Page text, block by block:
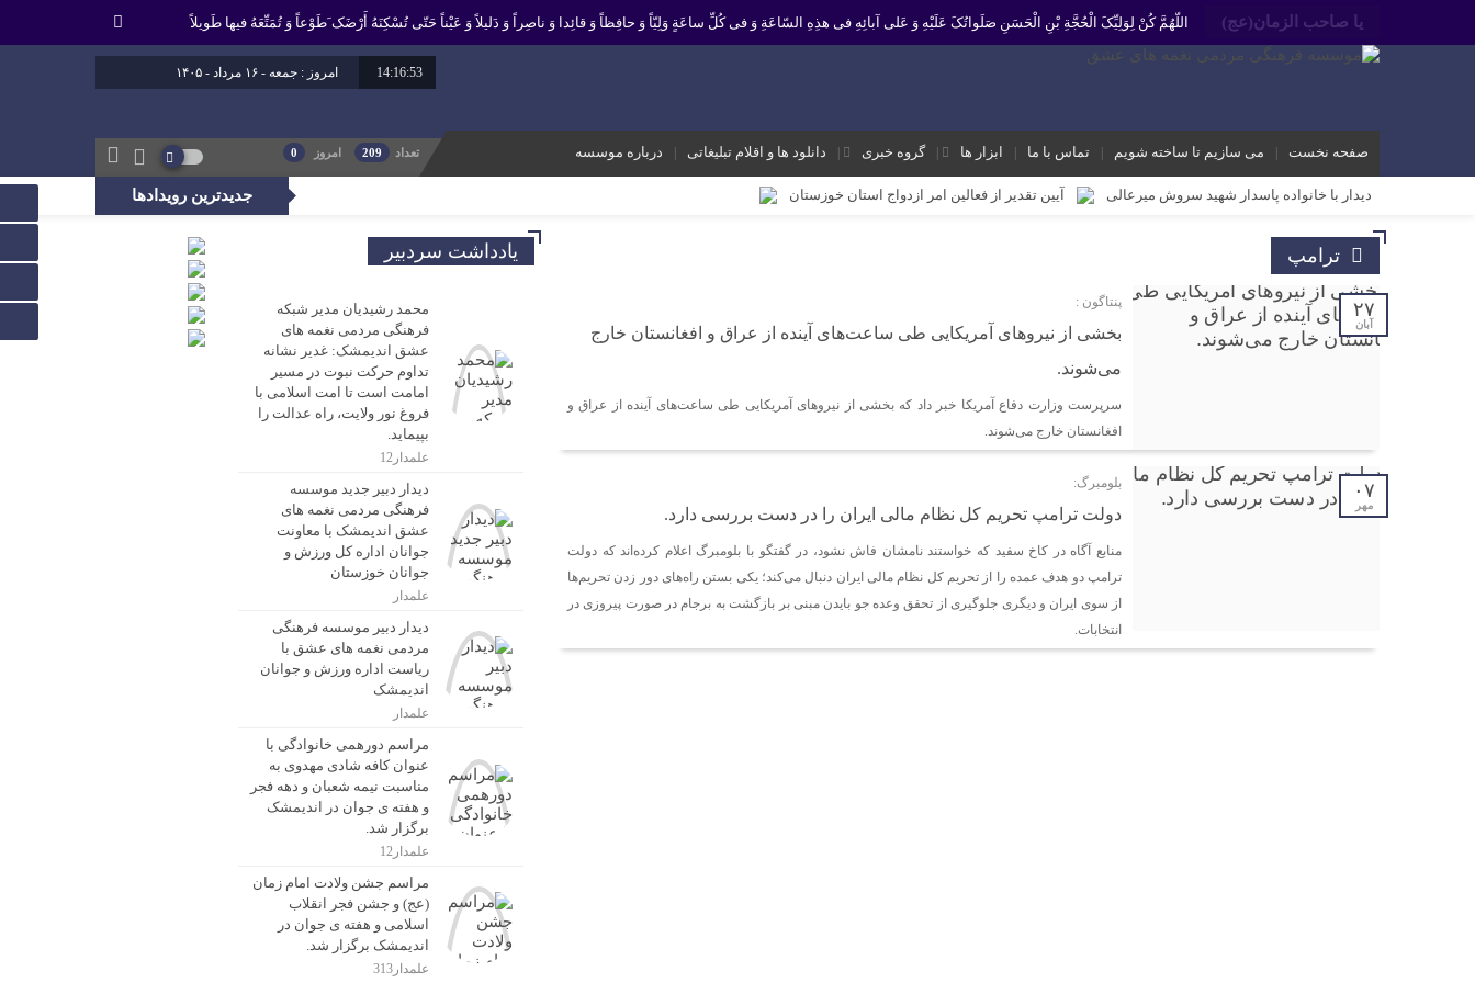
یا صاحب الزمان(عج) اللّهُمَّ کُنْ لِوَلِیِّکَ الْحُجَّةِ بْنِ الْحَسَنِ صَلَواتُکَ عَلَیْهِ وَ عَلى آبائِهِ فی هذِهِ السّاعَةِ وَ فی کُلِّ ساعَةٍ وَلِیّاً وَ حافِظاً وَ قائِدا ‏وَ ناصِراً وَ دَلیلاً وَ عَیْناً حَتّى تُسْکِنَهُ أَرْضَک َطَوْعاً وَ تُمَتِّعَهُ فیها طَویلاً
14:16:54 امروز : جمعه - ۱۶ مرداد - ۱۴۰۵
صفحه نخست می سازیم تا ساخته شویم تماس با ما ابزار ها گروه خبری دانلود ها و اقلام تبلیغاتی درباره موسسه تعداد 209 امروز 0
جدیدترین رویدادها دیدار با خانواده پاسدار شهید سروش میرعالی آیین تقدیر از فعالین امر ازدواج استان خوزستان
محمد رشیدیان مدیر شبکه فرهنگی مردمی نغمه های عشق اندیمشک: غدیر نشانه تداوم حرکت نبوت در مسیر امامت است تا امت اسلامی با فروغ نور ولایت، راه عدالت را بپیماید.
برگزاری کارگاه کارآفرینی اجتماعی و راه اندازی پروژه های کوچک و موثر در موسسه فرهنگی مردمی نغمه های عشق اندیمشک
دیدار دبیر جدید موسسه فرهنگی مردمی نغمه های عشق اندیمشک با معاونت جوانان اداره کل ورزش و جوانان خوزستان
دیدار دبیر موسسه فرهنگی مردمی نغمه های عشق با ریاست اداره ورزش و جوانان اندیمشک
مراسم دورهمی خانوادگی با عنوان کافه شادی مهدوی به مناسبت نیمه شعبان و دهه فجر و هفته ی جوان در اندیمشک برگزار شد.
مراسم جشن ولادت امام زمان (عج) و جشن فجر انقلاب اسلامی و هفته ی جوان در اندیمشک برگزار شد.
تشریح برنامه های دهه مهدویت شبکه فرهنگی مردمی نغمه های عشق اندیمشک
ترامپ
۲۷
آبان
پنتاگون :
بخشی از نیروهای آمریکایی طی ساعت‌های آینده از عراق و افغانستان خارج
می‌شوند.
سرپرست وزارت دفاع آمریکا خبر داد که بخشی از نیروهای آمریکایی طی ساعت‌های آینده از عراق و
افغانستان خارج می‌شوند.
۰۷
مهر
بلومبرگ:
دولت ترامپ تحریم کل نظام مالی ایران را در دست بررسی دارد.
منابع آگاه در کاخ سفید که خواستند نامشان فاش نشود، در گفتگو با بلومبرگ اعلام کرده‌اند که دولت
ترامپ دو هدف عمده را از تحریم‌ کل نظام مالی ایران دنبال می‌کند؛ یکی بستن راه‌های دور زدن تحریم‌ها
از سوی ایران و دیگری جلوگیری از تحقق وعده جو بایدن مبنی بر بازگشت به برجام در صورت پیروزی در
انتخابات.
یادداشت سردبیر
محمد رشیدیان مدیر شبکه
فرهنگی مردمی نغمه های
عشق اندیمشک: غدیر نشانه
تداوم حرکت نبوت در مسیر
امامت است تا امت اسلامی با
فروغ نور ولایت، راه عدالت را
بپیماید.
علمدار12
دیدار دبیر جدید موسسه
فرهنگی مردمی نغمه های
عشق اندیمشک با معاونت
جوانان اداره کل ورزش و
جوانان خوزستان
علمدار
دیدار دبیر موسسه فرهنگی
مردمی نغمه های عشق با
ریاست اداره ورزش و جوانان
اندیمشک
علمدار
مراسم دورهمی خانوادگی با
عنوان کافه شادی مهدوی به
مناسبت نیمه شعبان و دهه فجر
و هفته ی جوان در اندیمشک
برگزار شد.
علمدار12
مراسم جشن ولادت امام زمان
(عج) و جشن فجر انقلاب
اسلامی و هفته ی جوان در
اندیمشک برگزار شد.
علمدار313